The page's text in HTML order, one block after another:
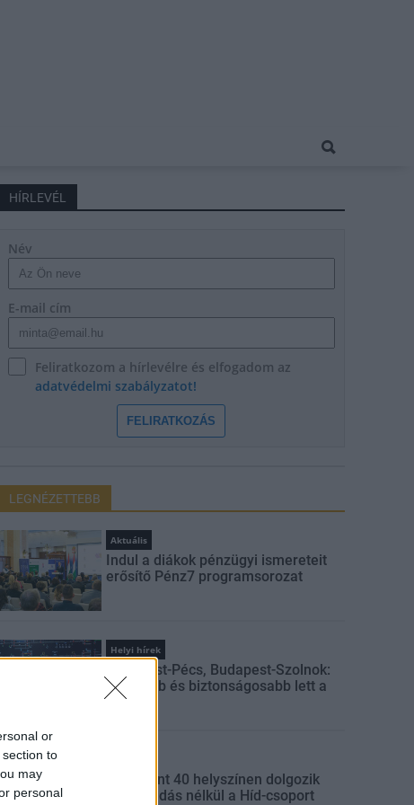
or
to
may
personal
HÍRLEVÉL
Név
E-mail cím
Feliratkozom a hírlevélre és elfogadom az
adatvédelmi szabályzatot!
FELIRATKOZÁS
LEGNÉZETTEBB
Aktuális
Indul a diákok pénzügyi ismereteit
erősítő Pénz7 programsorozat
Helyi hírek
Budapest-Pécs, Budapest-Szolnok:
gyorsabb és biztonságosabb lett a
vasút
Több mint 40 helyszínen dolgozik
fennakadás nélkül a Híd-csoport